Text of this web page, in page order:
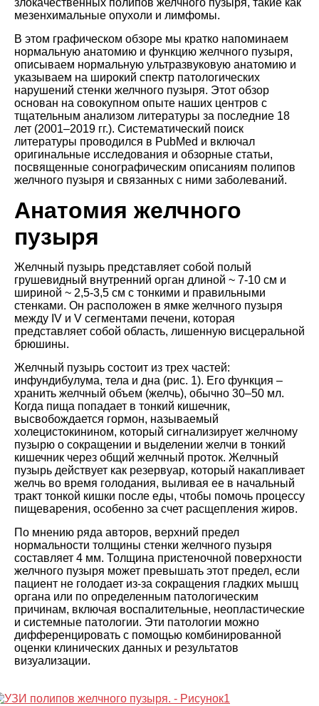
мезенхимальные опухоли и лимфомы.
В этом графическом обзоре мы кратко напоминаем
нормальную анатомию и функцию желчного пузыря,
описываем нормальную ультразвуковую анатомию и
указываем на широкий спектр патологических
нарушений стенки желчного пузыря. Этот обзор
основан на совокупном опыте наших центров с
тщательным анализом литературы за последние 18
лет (2001–2019 гг.). Систематический поиск
литературы проводился в PubMed и включал
оригинальные исследования и обзорные статьи,
посвященные сонографическим описаниям полипов
желчного пузыря и связанных с ними заболеваний.
Анатомия желчного
пузыря
Желчный пузырь представляет собой полый
грушевидный внутренний орган длиной ~ 7-10 см и
шириной ~ 2,5-3,5 см с тонкими и правильными
стенками. Он расположен в ямке желчного пузыря
между IV и V сегментами печени, которая
представляет собой область, лишенную висцеральной
брюшины.
Желчный пузырь состоит из трех частей:
инфундибулума, тела и дна (рис. 1). Его функция –
хранить желчный объем (желчь), обычно 30–50 мл.
Когда пища попадает в тонкий кишечник,
высвобождается гормон, называемый
холецистокинином, который сигнализирует желчному
пузырю о сокращении и выделении желчи в тонкий
кишечник через общий желчный проток. Желчный
пузырь действует как резервуар, который накапливает
желчь во время голодания, выливая ее в начальный
тракт тонкой кишки после еды, чтобы помочь процессу
пищеварения, особенно за счет расщепления жиров.
По мнению ряда авторов, верхний предел
нормальности толщины стенки желчного пузыря
составляет 4 мм. Толщина пристеночной поверхности
желчного пузыря может превышать этот предел, если
пациент не голодает из-за сокращения гладких мышц
органа или по определенным патологическим
причинам, включая воспалительные, неопластические
и системные патологии. Эти патологии можно
дифференцировать с помощью комбинированной
оценки клинических данных и результатов
визуализации.